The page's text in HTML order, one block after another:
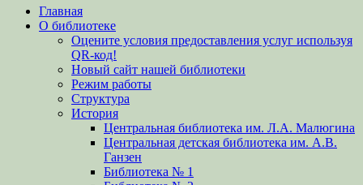
Перейти
содержимому
Главная
О библиотеке
Оцените условия предоставления услуг используя
QR-код!
Новый сайт нашей библиотеки
Режим работы
Структура
История
Центральная библиотека им. Л.А. Малюгина
Центральная детская библиотека им. А.В.
Ганзен
Библиотека № 1